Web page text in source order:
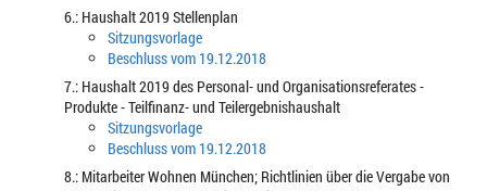
6.: Haushalt 2019 Stellenplan
Sitzungsvorlage
Beschluss vom 19.12.2018
7.: Haushalt 2019 des Personal- und Organisationsreferates -
Produkte - Teilfinanz- und Teilergebnishaushalt
Sitzungsvorlage
Beschluss vom 19.12.2018
8.: Mitarbeiter Wohnen München; Richtlinien über die Vergabe von